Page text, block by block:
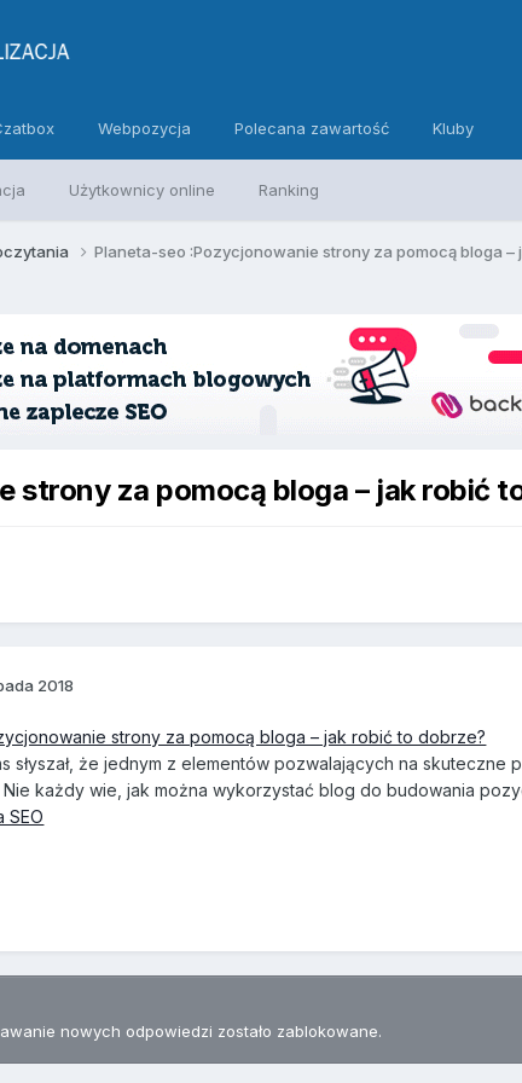
Użytkownicy online Ranking
Webpozycja Polecana zawartość Kluby
Planeta-seo :Pozycjonowanie strony za pomocą bloga –
strony za pomocą bloga – jak robić
2018
strony za pomocą bloga – jak robić to dobrze?
słyszał, że jednym z elementów pozwalających na skuteczne
każdy wie, jak można wykorzystać blog do budowania
SEO
nowych odpowiedzi zostało zablokowane.